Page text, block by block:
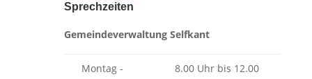
Sprechzeiten
Gemeindeverwaltung Selfkant
Montag -
8.00 Uhr bis 12.00